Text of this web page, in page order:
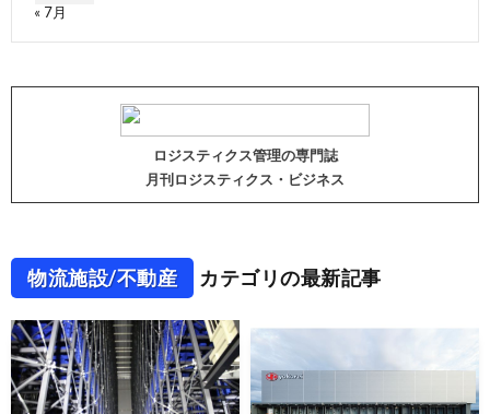
« 7月
ロジスティクス管理の専門誌
月刊ロジスティクス・ビジネス
物流施設/不動産 カテゴリの最新記事